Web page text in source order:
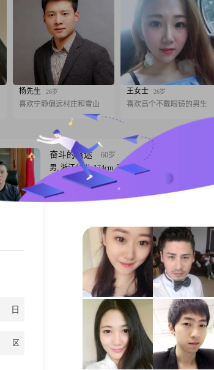
杨先生 26岁
喜欢宁静偏远村庄和雪山
王女士 26岁
喜欢高个不戴眼镜的男生
奋斗的旅途
60岁
男, 浙江台州, 174cm, 离异, 生产/制造
你好，我定居台州，在机械制造业打拼了20年。有
一点小的成就。我不抽烟。不打牌，有应酬的情况
跟TA联系
39岁
女, 浙江台州, 150cm, 离异, 未填写
你好，我是1987年出生的女士。我的月收入在5001
到8000元之间。我的工作地在中国。我的学历是高
中及以下。我是一个温柔体贴的人，也是一个善解
人意的人。平时我性格开朗，平时也爱笑。我希望
在这里遇到合适的人。如果你觉得我们合适，可以
互相认识一下。我在这里等待你的消息。如果你对
我感兴趣，可以主动和我打个招呼。我们可以先从
跟TA联系
爱的等待
36岁
日
区